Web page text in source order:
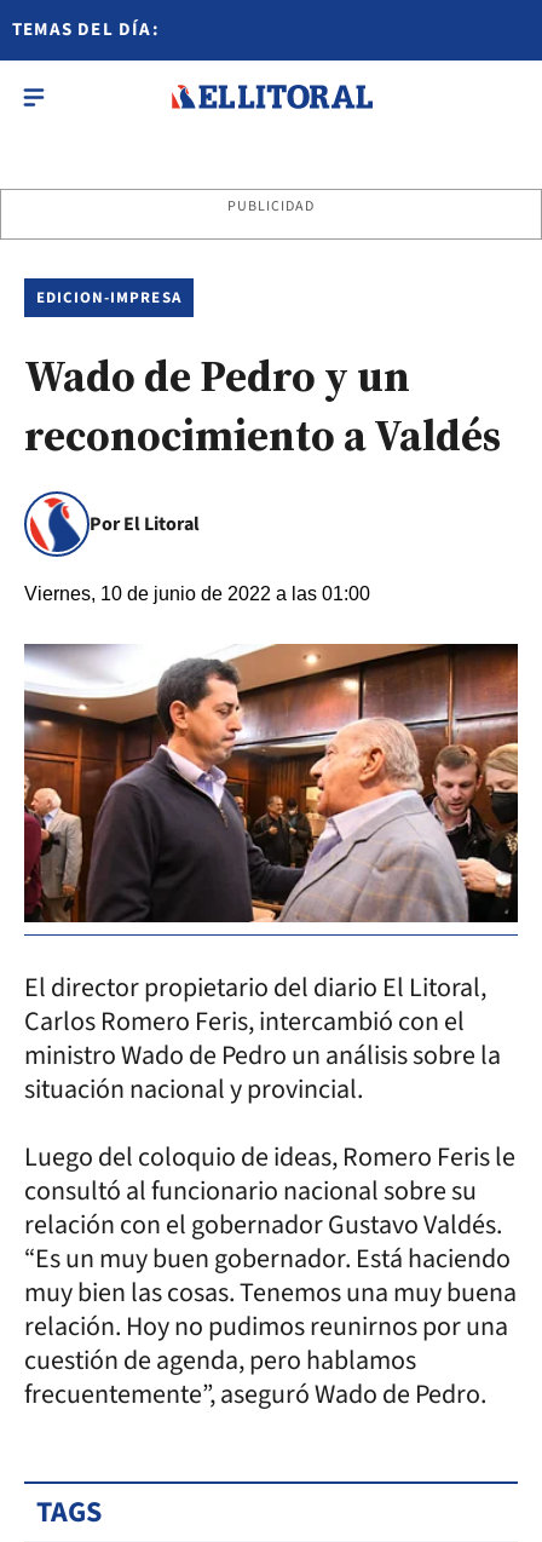
TEMAS DEL DÍA:
PUBLICIDAD
EDICION-IMPRESA
Wado de Pedro y un
reconocimiento a Valdés
Por El Litoral
Viernes, 10 de junio de 2022 a las 01:00
El director propietario del diario El Litoral,
Carlos Romero Feris, intercambió con el
ministro Wado de Pedro un análisis sobre la
situación nacional y provincial.
Luego del coloquio de ideas, Romero Feris le
consultó al funcionario nacional sobre su
relación con el gobernador Gustavo Valdés.
“Es un muy buen gobernador. Está haciendo
muy bien las cosas. Tenemos una muy buena
relación. Hoy no pudimos reunirnos por una
cuestión de agenda, pero hablamos
frecuentemente”, aseguró Wado de Pedro.
TAGS